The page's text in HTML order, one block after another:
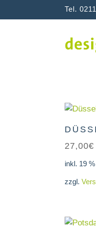
Tel.
27,00€
inkl. 19
zzgl.